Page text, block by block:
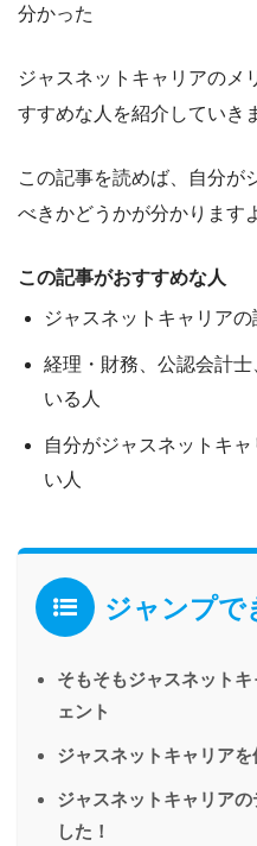
分かった
ジャスネットキャリアのメ
すすめな人 を紹介していき
この記事を読めば、自分が
べきかどうかが分かります
この記事がおすすめな人
ジャスネットキャリア
経理・財務、公認会計
いる人
自分がジャスネットキ
い人
ジャンプで
そもそもジャスネット
ェント
ジャスネットキャリア
ジャスネットキャリア
した！